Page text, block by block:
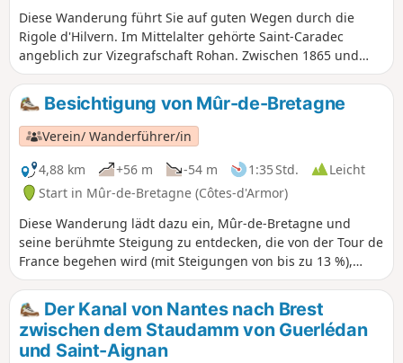
Diese Wanderung führt Sie auf guten Wegen durch die
Rigole d'Hilvern. Im Mittelalter gehörte Saint-Caradec
angeblich zur Vizegrafschaft Rohan. Zwischen 1865 und
1870 gab es eine Pockenepidemie. Es gab 45 Todesfälle. Im
Jahr 1902 brach in der Region eine Typhusepidemie aus.
Besichtigung von Mûr-de-Bretagne
Verein/ Wanderführer/in
4,88 km
+56 m -54 m 1:35 Std.
Leicht
Start in Mûr-de-Bretagne (Côtes-d'Armor)
Diese Wanderung lädt dazu ein, Mûr-de-Bretagne und
seine berühmte Steigung zu entdecken, die von der Tour de
France begehen wird (mit Steigungen von bis zu 13 %),
ganz zu schweigen von der Kirche Sainte-Suzanne und
vielen anderen Sehenswürdigkeiten, die man bei einem
Bummel durch die Straßen entdecken kann.
Der Kanal von Nantes nach Brest
zwischen dem Staudamm von Guerlédan
und Saint-Aignan